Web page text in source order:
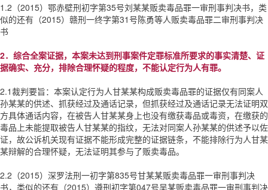
1.2（2015）鄂赤壁刑初字第35号刘某某贩卖毒品罪一审刑事判决书，类
似的还有（2015）赣刑一终字第31号陈勇等人贩卖毒品罪二审刑事判决
书
2．综合全案证据，本案未达到刑事案件定罪标准所要求的事实清楚、证
据确实、充分，排除合理怀疑的程度，不能认定行为人有罪。
2.1裁判要旨：本案认定行为人甘某某构成贩卖毒品罪的证据仅有同案人
孙某某的供述、抓获经过及通话记录，但抓获经过及通话记录无法证明双
方具体通话内容，在被告人甘某某身上也没有缴获毒品或毒资，在缴获的
毒品上未能提取被告人甘某某的指纹，无法对同案人孙某某的供述予以佐
证，故公诉机关现有证据不能形成完整的证据链条，不能排除行为人甘某
某辩解的合理怀疑，无法证明其参与了贩卖毒品。
2.2（2015）深罗法刑一初字第835号甘某某贩卖毒品罪一审刑事判决
书，类似的还有（2015）遵刑初字第047号吴某贩卖毒品罪一审刑事判决